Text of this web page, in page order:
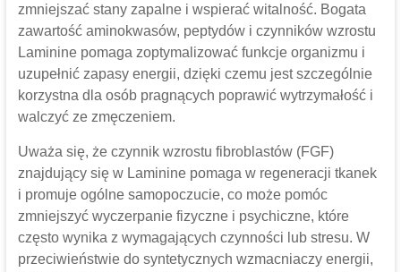
zmniejszać stany zapalne i wspierać witalność. Bogata
zawartość aminokwasów, peptydów i czynników wzrostu
Laminine pomaga zoptymalizować funkcje organizmu i
uzupełnić zapasy energii, dzięki czemu jest szczególnie
korzystna dla osób pragnących poprawić wytrzymałość i
walczyć ze zmęczeniem.
Uważa się, że czynnik wzrostu fibroblastów (FGF)
znajdujący się w Laminine pomaga w regeneracji tkanek
i promuje ogólne samopoczucie, co może pomóc
zmniejszyć wyczerpanie fizyczne i psychiczne, które
często wynika z wymagających czynności lub stresu. W
przeciwieństwie do syntetycznych wzmacniaczy energii,